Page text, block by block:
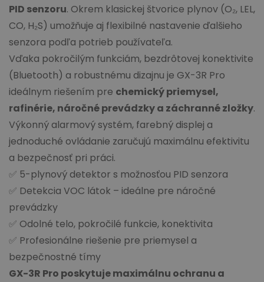
PID senzoru. Okrem klasickej štvorice plynov (O₂, LEL,
CO, H₂S) umožňuje aj flexibilné nastavenie ďalšieho
senzora podľa potrieb používateľa.
Vďaka pokročilým funkciám, bezdrôtovej konektivite
(Bluetooth) a robustnému dizajnu je GX-3R Pro
ideálnym riešením pre chemický priemysel,
rafinérie, náročné prevádzky a záchranné zložky.
Výkonný alarmový systém, farebný displej a
jednoduché ovládanie zaručujú maximálnu efektivitu
a bezpečnosť pri práci.
✅ 5-plynový detektor s možnosťou PID senzora
✅ Detekcia VOC látok – ideálne pre náročné
prevádzky
✅ Odolné telo, pokročilé funkcie, konektivita
✅ Profesionálne riešenie pre priemysel a
bezpečnostné tímy
GX-3R Pro poskytuje maximálnu ochranu a